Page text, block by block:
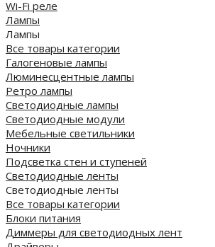
Wi-Fi реле
Лампы
Лампы
Все товары категории
Галогеновые лампы
Люминесцентные лампы
Ретро лампы
Светодиодные лампы
Светодиодные модули
Мебельные светильники
Ночники
Подсветка стен и ступеней
Светодиодные ленты
Светодиодные ленты
Все товары категории
Блоки питания
Диммеры для светодиодных лент